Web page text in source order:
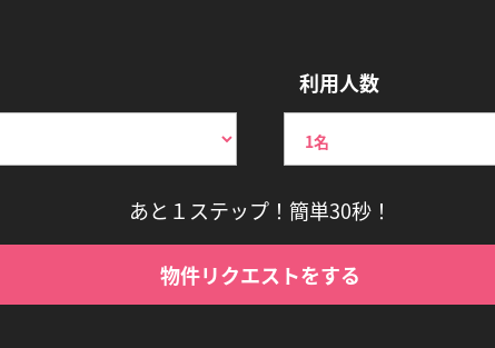
利用人数
あと１ステップ！簡単30秒！
物件リクエストをする